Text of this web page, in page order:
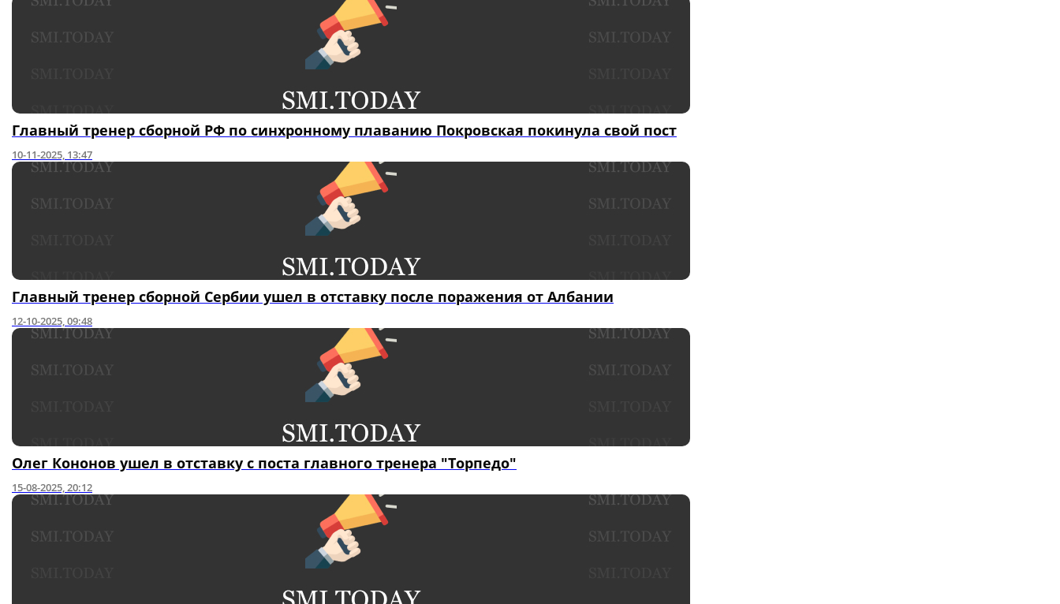
Главный тренер сборной РФ по синхронному плаванию Покровская покинула свой пост
10-11-2025, 13:47
Главный тренер сборной Сербии ушел в отставку после поражения от Албании
12-10-2025, 09:48
Олег Кононов ушел в отставку с поста главного тренера "Торпедо"
15-08-2025, 20:12